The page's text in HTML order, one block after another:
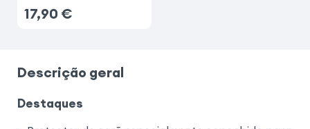
17,90 €
Descrição geral
Destaques